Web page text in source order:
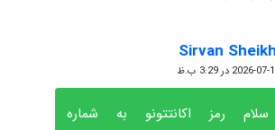
Sirvan
گفته:
07-14 در 3:29 ب.ظ
سلام رمز اکانتتونو به شماره